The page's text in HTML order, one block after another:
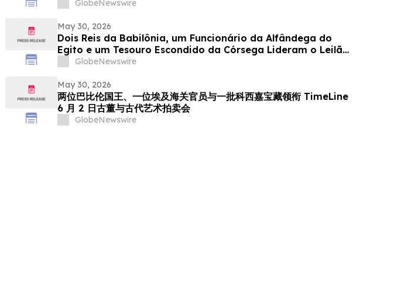
GlobeNewswire
May 30, 2026
Dois Reis da Babilônia, um Funcionário da Alfândega do
Egito e um Tesouro Escondido da Córsega Lideram o Leilão
de Antiguidades e Arte Antiga da TimeLine de 2 de junho
GlobeNewswire
May 30, 2026
两位巴比伦国王、一位埃及海关官员与一批科西嘉宝藏领衔 TimeLine
6 月 2 日古董与古代艺术拍卖会
GlobeNewswire